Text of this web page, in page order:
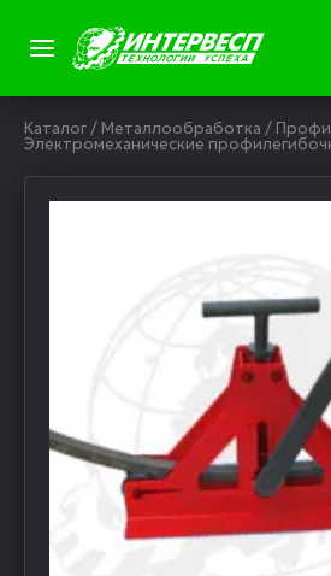
Каталог/ Металлообработка /
Электромеханические